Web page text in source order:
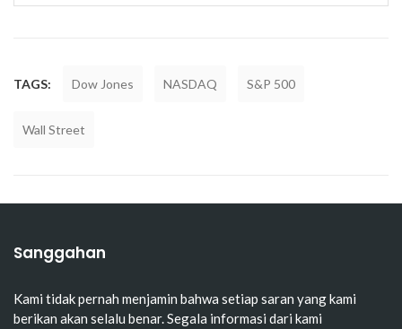
TAGS: Dow Jones NASDAQ S&P 500
Wall Street
Sanggahan
Kami tidak pernah menjamin bahwa setiap saran yang kami
berikan akan selalu benar. Segala informasi dari kami